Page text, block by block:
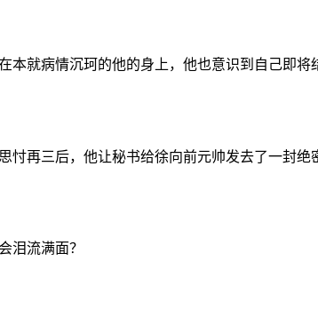
本就病情沉珂的他的身上，他也意识到自己即将
忖再三后，他让秘书给徐向前元帅发去了一封
泪流满面？